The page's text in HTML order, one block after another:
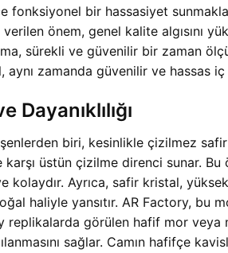
fonksiyonel bir hassasiyet
önem, genel kalite algısını
sürekli ve güvenilir bir zaman
aynı zamanda güvenilir ve hassas
biri, kesinlikle çizilmez
üstün çizilme direnci sunar.
Ayrıca, safir kristal,
haliyle yansıtır. AR Factory, bu
görülen hafif mor veya
sağlar. Camın hafifçe